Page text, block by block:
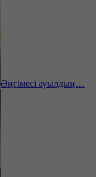
Әңгімесі ауылдың…